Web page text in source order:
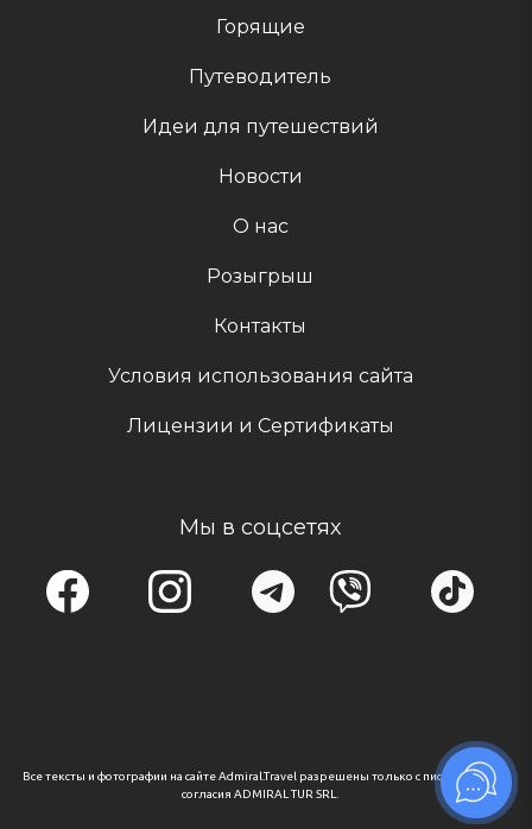
Горящие
Путеводитель
Идеи для путешествий
Новости
О нас
Розыгрыш
Контакты
Условия использования сайта
Лицензии и Сертификаты
Мы в соцсетях
Все тексты и фотографии на сайте Admiral.Travel разрешены только с письменного
согласия ADMIRAL TUR SRL.